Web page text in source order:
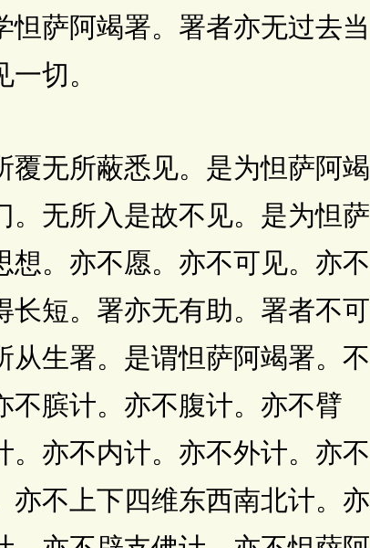
萨阿竭署。署者亦无过去当
切。
无所蔽悉见。是为怛萨阿竭
。无所入是故不见。是为怛萨
想。亦不愿。亦不可见。亦不
长短。署亦无有助。署者不可
生署。是谓怛萨阿竭署。不
不膑计。亦不腹计。亦不臂
亦不内计。亦不外计。亦不
亦不上下四维东西南北计。亦